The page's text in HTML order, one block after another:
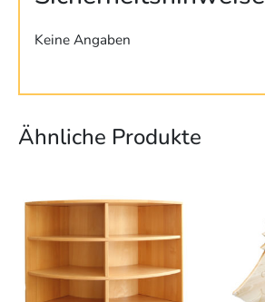
Keine Angaben
Ähnliche Produkte